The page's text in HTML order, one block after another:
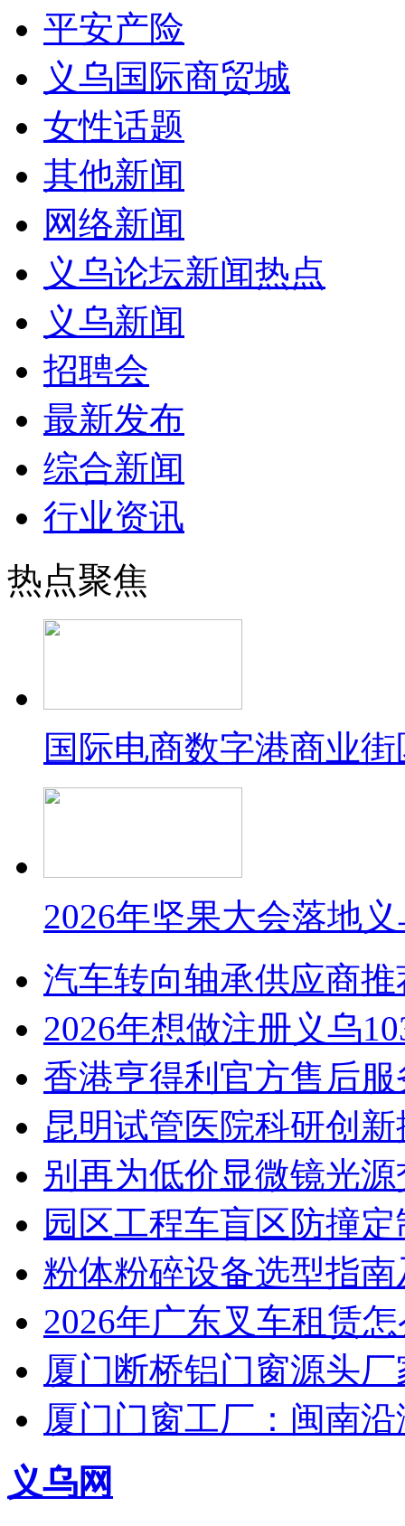
平安产险
义乌国际商贸城
女性话题
其他新闻
网络新闻
义乌论坛新闻热点
义乌新闻
招聘会
最新发布
综合新闻
行业资讯
热点聚焦
国际电商数字港商业
2026年坚果大会落地
汽车转向轴承供应商
2026年想做注册义乌
香港亨得利官方售后
昆明试管医院科研创
别再为低价显微镜光
园区工程车盲区防撞
粉体粉碎设备选型指
2026年广东叉车租赁
厦门断桥铝门窗源头
厦门门窗工厂：闽南
义乌网